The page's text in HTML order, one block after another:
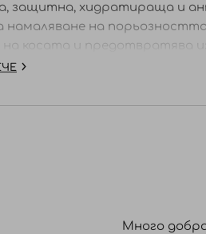
защитна, хидратираща и
намаляване на
на косата и предотвратява
след измиване с шампоан
Много